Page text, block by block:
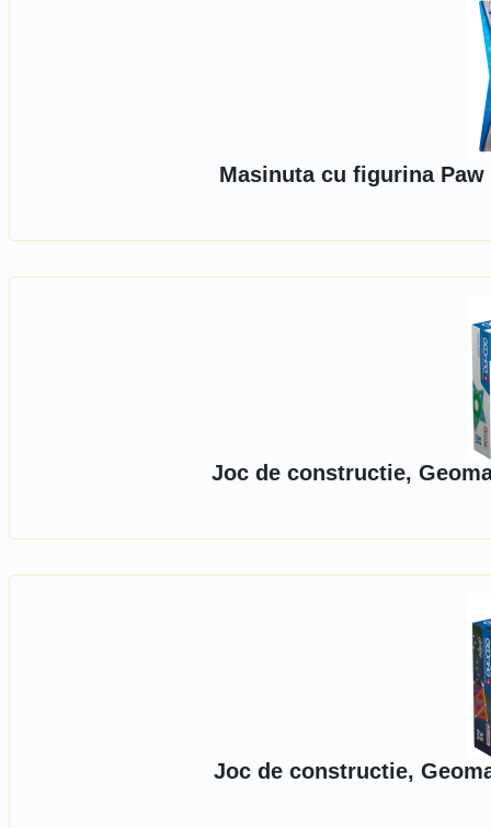
Masinuta cu figurina Paw
Joc de constructie,
Joc de constructie,